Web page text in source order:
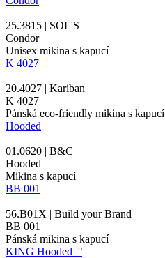
25.3815 | SOL'S
Condor
Unisex mikina s kapucí
K 4027
20.4027 | Kariban
K 4027
Pánská eco-friendly mikina s kapucí
Hooded
01.0620 | B&C
Hooded
Mikina s kapucí
BB 001
56.B01X | Build your Brand
BB 001
Pánská mikina s kapucí
KING Hooded_°